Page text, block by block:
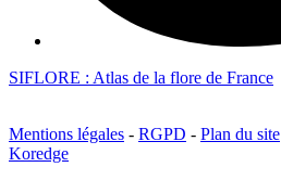
SIFLORE : Atlas de la flore de France
Mentions légales - RGPD - Plan du site
Koredge